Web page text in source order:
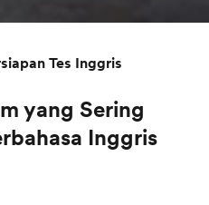
Tes Inggris
yang Sering
Inggris